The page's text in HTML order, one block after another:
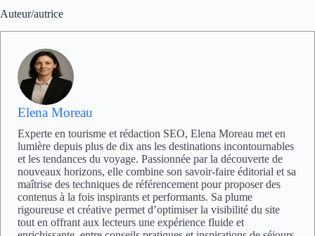
Auteur/autrice
Elena Moreau
Experte en tourisme et rédaction SEO, Elena Moreau met en
lumière depuis plus de dix ans les destinations incontournables
et les tendances du voyage. Passionnée par la découverte de
nouveaux horizons, elle combine son savoir-faire éditorial et sa
maîtrise des techniques de référencement pour proposer des
contenus à la fois inspirants et performants. Sa plume
rigoureuse et créative permet d’optimiser la visibilité du site
tout en offrant aux lecteurs une expérience fluide et